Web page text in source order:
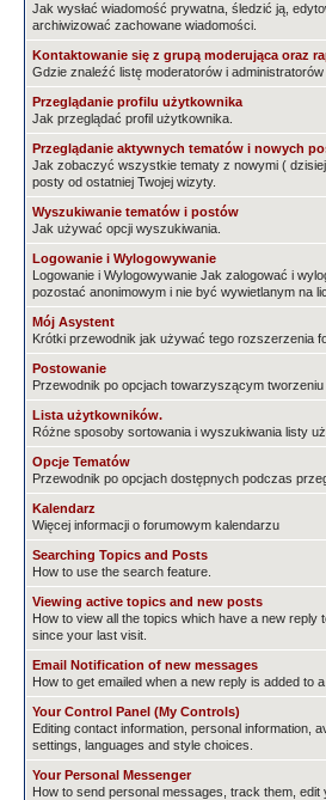
Jak wysłać wiadomość prywatna, śledzić ją,
archiwizować zachowane wiadomości.
Kontaktowanie się z grupą moderująca oraz
Gdzie znaleźć listę moderatorów i
Przeglądanie profilu użytkownika
Jak przeglądać profil użytkownika.
Przeglądanie aktywnych tematów i nowych
Jak zobaczyć wszystkie tematy z nowymi (
posty od ostatniej Twojej wizyty.
Wyszukiwanie tematów i postów
Jak używać opcji wyszukiwania.
Logowanie i Wylogowywanie
Logowanie i Wylogowywanie Jak zalogować i
pozostać anonimowym i nie być wywietlanym na
Mój Asystent
Krótki przewodnik jak używać tego rozszerzenia
Postowanie
Przewodnik po opcjach towarzyszącym tworzeniu
Lista użytkowników.
Różne sposoby sortowania i wyszukiwania listy
Opcje Tematów
Przewodnik po opcjach dostępnych podczas
Kalendarz
Więcej informacji o forumowym kalendarzu
Searching Topics and Posts
How to use the search feature.
Viewing active topics and new posts
How to view all the topics which have a new reply
since your last visit.
Email Notification of new messages
How to get emailed when a new reply is added to a
Your Control Panel (My Controls)
Editing contact information, personal information,
settings, languages and style choices.
Your Personal Messenger
How to send personal messages, track them,